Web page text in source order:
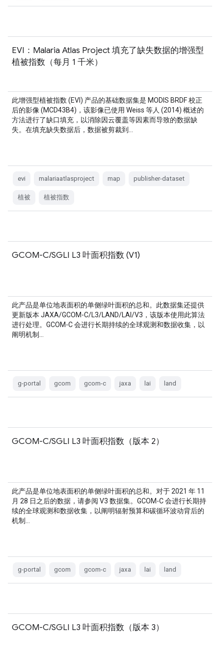
EVI：Malaria Atlas Project 填充了缺失数据的增强型
植被指数（每月 1 千米）
此增强型植被指数 (EVI) 产品的基础数据集是 MODIS BRDF 校正
后的影像 (MCD43B4)，该影像已使用 Weiss 等人 (2014) 概述的
方法进行了缺口填充，以消除因云覆盖等因素而导致的数据缺
失。在填充缺失数据后，数据被剪裁到…
evi malariaatlasproject map publisher-dataset
植被 植被指数
GCOM-C/SGLI L3 叶面积指数 (V1)
此产品是单位地表面积的单侧绿叶面积的总和。此数据集还提供
更新版本 JAXA/GCOM-C/L3/LAND/LAI/V3，该版本使用此算法
进行处理。GCOM-C 会进行长期持续的全球观测和数据收集，以
阐明机制…
g-portal gcom gcom-c jaxa lai land
GCOM-C/SGLI L3 叶面积指数（版本 2）
此产品是单位地表面积的单侧绿叶面积的总和。对于 2021 年 11
月 28 日之后的数据，请参阅 V3 数据集。GCOM-C 会进行长期持
续的全球观测和数据收集，以阐明辐射预算和碳循环波动背后的
机制…
g-portal gcom gcom-c jaxa lai land
GCOM-C/SGLI L3 叶面积指数（版本 3）